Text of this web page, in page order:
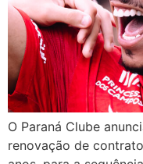
O Paraná Clube
renovação de